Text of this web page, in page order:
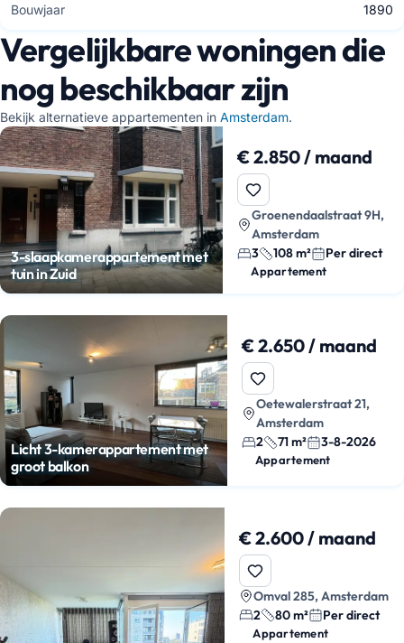
Bouwjaar 1890
Vergelijkbare woningen die
nog beschikbaar zijn
Bekijk alternatieve appartementen in Amsterdam.
3-slaapkamerappartement met
tuin in Zuid
€ 2.850 / maand
Groenendaalstraat 9H,
Amsterdam
3
108 m² Per direct
Appartement
Licht 3-kamerappartement met
groot balkon
€ 2.650 / maand
Oetewalerstraat 21,
Amsterdam
2
71 m² 3-8-2026
Appartement
€ 2.600 / maand
Omval 285, Amsterdam
2
80 m² Per direct
Appartement